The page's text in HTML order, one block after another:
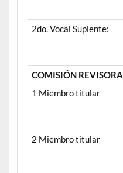
2do. Vocal Suplente:
COMISIÓN REVISORA
1 Miembro titular
2 Miembro titular